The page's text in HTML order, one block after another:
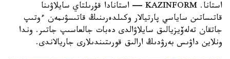
استانا. KAZINFORM — استانادا قۇرىلتاي سايلاۋىنا
قاتىساتىن ساياسي پارتيالار وكىلدەرىنىڭ قاتىسۋىمەن ءوتىپ
جاتقان تەلەۆيزيالىق سايلاۋالدى دەبات جالعاسىپ جاتىر. وندا
ونلاين داۋىس بەرۋدىڭ ارالىق قورىتىندىلارى جاريالاندى.